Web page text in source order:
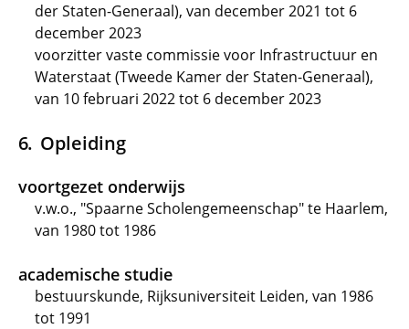
der Staten-Generaal), van december 2021 tot 6
december 2023
voorzitter vaste commissie voor Infrastructuur en
Waterstaat (Tweede Kamer der Staten-Generaal),
van 10 februari 2022 tot 6 december 2023
Opleiding
voortgezet onderwijs
v.w.o., "Spaarne Scholengemeenschap" te Haarlem,
van 1980 tot 1986
academische studie
bestuurskunde, Rijksuniversiteit Leiden, van 1986
tot 1991